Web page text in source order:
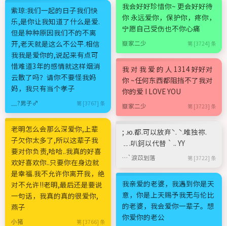
紫琼:我们一起的日子我们快
乐,是你让我知道了什么是爱.
但是种种原因我们不的不离
开,老天就是这么不公平.相信
我我是爱你的,说起来有点可
惜难道3年的感情就这样烟消
云散了吗？请你不要怪我妈
妈，我只有当个孝子
﹏?男子♂ 第 [3767] 条
老明怎么会那么深爱你,上辈
子欠你太多了,所以这辈子我
要对你负责,哈哈..我真的好喜
欢好喜欢你..只要你在身边就
是幸福.我不允许你离开我，绝
对不允许!!老明,最后还是要说
一句话，我真的真的很爱你,
燕子
小猪 第 [3766] 条
我会好好珍惜你~ 更会好好待
你 永远爱你，保护你，疼你，
宁愿自己受伤也不你心痛
嶽家二少 第 [3724] 条
我 对 我 爱 的 人 1314 好好对
你 ~任何东西都阻挡不了我对
你的爱 I LOVE YOU
嶽家二少 第 [3723] 条
; .ю.都.可以放弃ˋ. ˋ.唯独祢.
﹎.叭鈳以代替 ` .. YY
…`淚苡划落 第 [3722] 条
我亲爱的老婆，我遇到你是天
意，你是上天赐予我无与伦比
的老婆，我会爱你一辈子。想
你爱你的老公